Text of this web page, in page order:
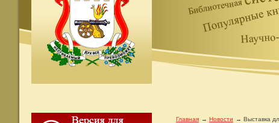
Главная Новости Выставка